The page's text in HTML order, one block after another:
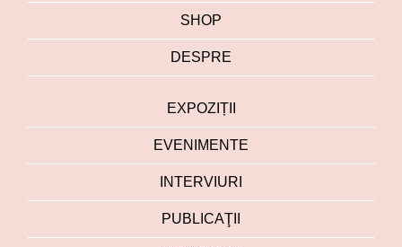
SHOP
DESPRE
EXPOZIȚII
EVENIMENTE
INTERVIURI
PUBLICAŢII